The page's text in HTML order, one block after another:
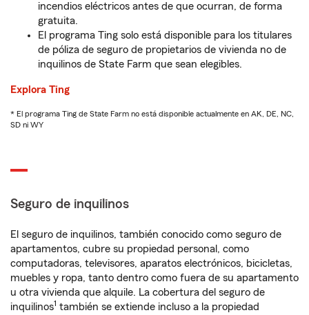
incendios eléctricos antes de que ocurran, de forma
gratuita.
El programa Ting solo está disponible para los titulares
de póliza de seguro de propietarios de vivienda no de
inquilinos de State Farm que sean elegibles.
Explora Ting
* El programa Ting de State Farm no está disponible actualmente en AK, DE, NC,
SD ni WY
Seguro de inquilinos
El seguro de inquilinos, también conocido como seguro de
apartamentos, cubre su propiedad personal, como
computadoras, televisores, aparatos electrónicos, bicicletas,
muebles y ropa, tanto dentro como fuera de su apartamento
u otra vivienda que alquile. La cobertura del seguro de
inquilinos1 también se extiende incluso a la propiedad